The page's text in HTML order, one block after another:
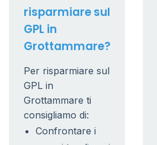
risparmiare sul
GPL in
Grottammare?
Per risparmiare sul
GPL in
Grottammare ti
consigliamo di:
Confrontare i